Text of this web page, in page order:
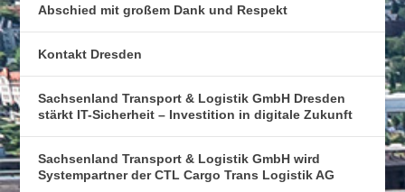
Abschied mit großem Dank und Respekt
Kontakt Dresden
Sachsenland Transport & Logistik GmbH Dresden
stärkt IT-Sicherheit – Investition in digitale Zukunft
Sachsenland Transport & Logistik GmbH wird
Systempartner der CTL Cargo Trans Logistik AG